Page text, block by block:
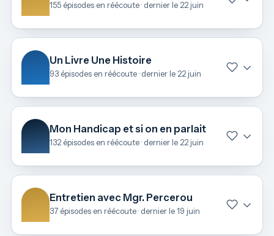
155 épisodes en réécoute · dernier le 22 juin
Un Livre Une Histoire
93 épisodes en réécoute · dernier le 22 juin
Mon Handicap et si on en parlait
132 épisodes en réécoute · dernier le 22 juin
Entretien avec Mgr. Percerou
37 épisodes en réécoute · dernier le 19 juin